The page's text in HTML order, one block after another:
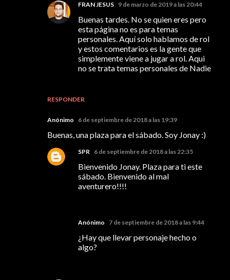
RESPONDER
FRAN JESUS 9 de marzo de 2019 a las 20:44
Buenas tardes. No se quien eres pero
esta página no es para temas
personales. Aquí solo hablamos de rol
y estos comentarios es la gente que
simplemente viene a jugar a rol. Aqui
no se trata temas personales de Nadie
Anónimo 6 de septiembre de 2018 a las 19:39
Buenas, una plaza para el sábado. Soy Jonay :)
SPR 6 de septiembre de 2018 a las 22:35
Bienvenido Jonay. Plaza para ti este
sábado. Bienvenido al mal
aventurero!!!!
Anónimo 7 de septiembre de 2018 a las 9:44
¿Hay que llevar personaje hecho o
algo?